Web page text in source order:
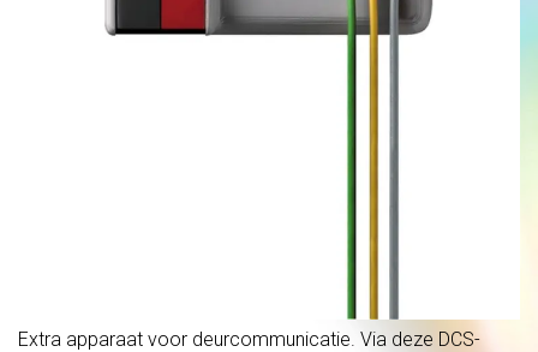
Extra apparaat voor deurcommunicatie. Via deze DCS-